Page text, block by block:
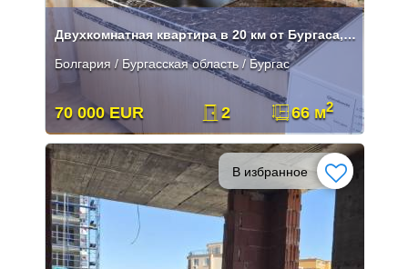
Двухкомнатная квартира в 20 км от Бургаса, у моря
Болгария / Бургасская область / Бургас
70 000 EUR 2 66 м2
В избранное